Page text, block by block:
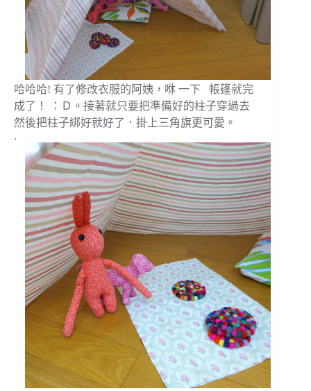
哈哈哈! 有了修改衣服的阿姨，咻 一下 帳篷就完
成了！ ：Ｄ。接著就只要把準備好的柱子穿過去
然後把柱子綁好就好了．掛上三角旗更可愛。
.